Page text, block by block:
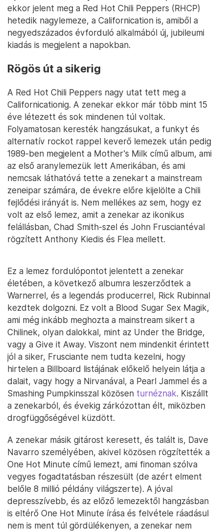
ekkor jelent meg a Red Hot Chili Peppers (RHCP)
hetedik nagylemeze, a Californication is, amiből a
negyedszázados évforduló alkalmából új, jubileumi
kiadás is megjelent a napokban.
Rögös út a sikerig
A Red Hot Chili Peppers nagy utat tett meg a
Californicationig. A zenekar ekkor már több mint 15
éve létezett és sok mindenen túl voltak.
Folyamatosan keresték hangzásukat, a funkyt és
alternatív rockot rappel keverő lemezek után pedig
1989-ben megjelent a Mother's Milk című album, ami
az első aranylemezük lett Amerikában, és ami
nemcsak láthatóvá tette a zenekart a mainstream
zeneipar számára, de évekre előre kijelölte a Chili
fejlődési irányát is. Nem mellékes az sem, hogy ez
volt az első lemez, amit a zenekar az ikonikus
felállásban, Chad Smith-szel és John Frusciantéval
rögzített Anthony Kiedis és Flea mellett.
Ez a lemez fordulópontot jelentett a zenekar
életében, a következő albumra leszerződtek a
Warnerrel, és a legendás producerrel, Rick Rubinnal
kezdtek dolgozni. Ez volt a Blood Sugar Sex Magik,
ami még inkább meghozta a mainstream sikert a
Chilinek, olyan dalokkal, mint az Under the Bridge,
vagy a Give it Away. Viszont nem mindenkit érintett
jól a siker, Frusciante nem tudta kezelni, hogy
hirtelen a Billboard listájának előkelő helyein látja a
dalait, vagy hogy a Nirvanával, a Pearl Jammel és a
Smashing Pumpkinsszal közösen turnéznak. Kiszállt
a zenekarból, és évekig zárkózottan élt, miközben
drogfüggőségével küzdött.
A zenekar másik gitárost keresett, és talált is, Dave
Navarro személyében, akivel közösen rögzítették a
One Hot Minute című lemezt, ami finoman szólva
vegyes fogadtatásban részesült (de azért elment
belőle 8 millió példány világszerte). A jóval
depresszívebb, és az előző lemezektől hangzásban
is eltérő One Hot Minute írása és felvétele ráadásul
nem is ment túl gördülékenyen, a zenekar nem